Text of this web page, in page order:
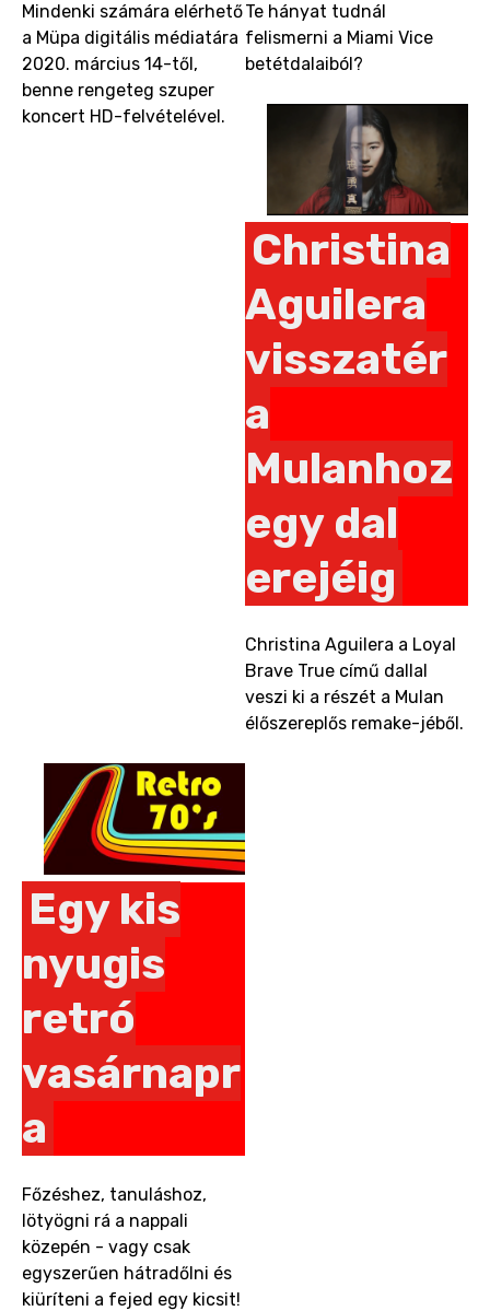
Mindenki számára elérhető
a Müpa digitális médiatára
2020. március 14-től,
benne rengeteg szuper
koncert HD-felvételével.
Te hányat tudnál
felismerni a Miami Vice
betétdalaiból?
Christina
Aguilera
visszatér
a
Mulanhoz
egy dal
erejéig
Christina Aguilera a Loyal
Brave True című dallal
veszi ki a részét a Mulan
élőszereplős remake-jéből.
Egy kis
nyugis
retró
vasárnapr
a
Főzéshez, tanuláshoz,
lötyögni rá a nappali
közepén - vagy csak
egyszerűen hátradőlni és
kiüríteni a fejed egy kicsit!